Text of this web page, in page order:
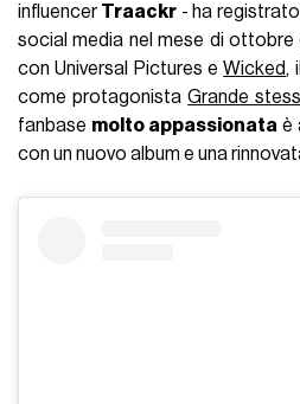
influencerTraackr - ha
social media nel mese di ottobre
con Universal Pictures eWicked,
come protagonistaGrande
fanbase molto appassionata è
con un nuovo album e una